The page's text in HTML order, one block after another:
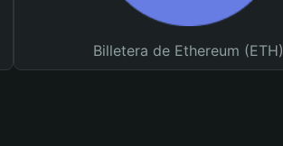
Billetera de Ethereum (ETH)